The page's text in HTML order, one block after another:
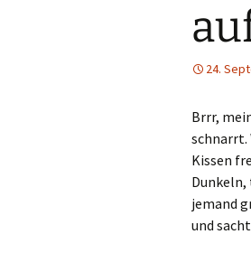
24.
Brrr,
schnarrt.
Kissen
Dunkeln,
jemand
und